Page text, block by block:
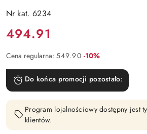
Nr kat. 6234
Cena:
494.91
Cena regularna: 549.90 Rabat:
-10%
Do końca promocji pozostało:
Program lojalnościowy dostępny jest
klientów.